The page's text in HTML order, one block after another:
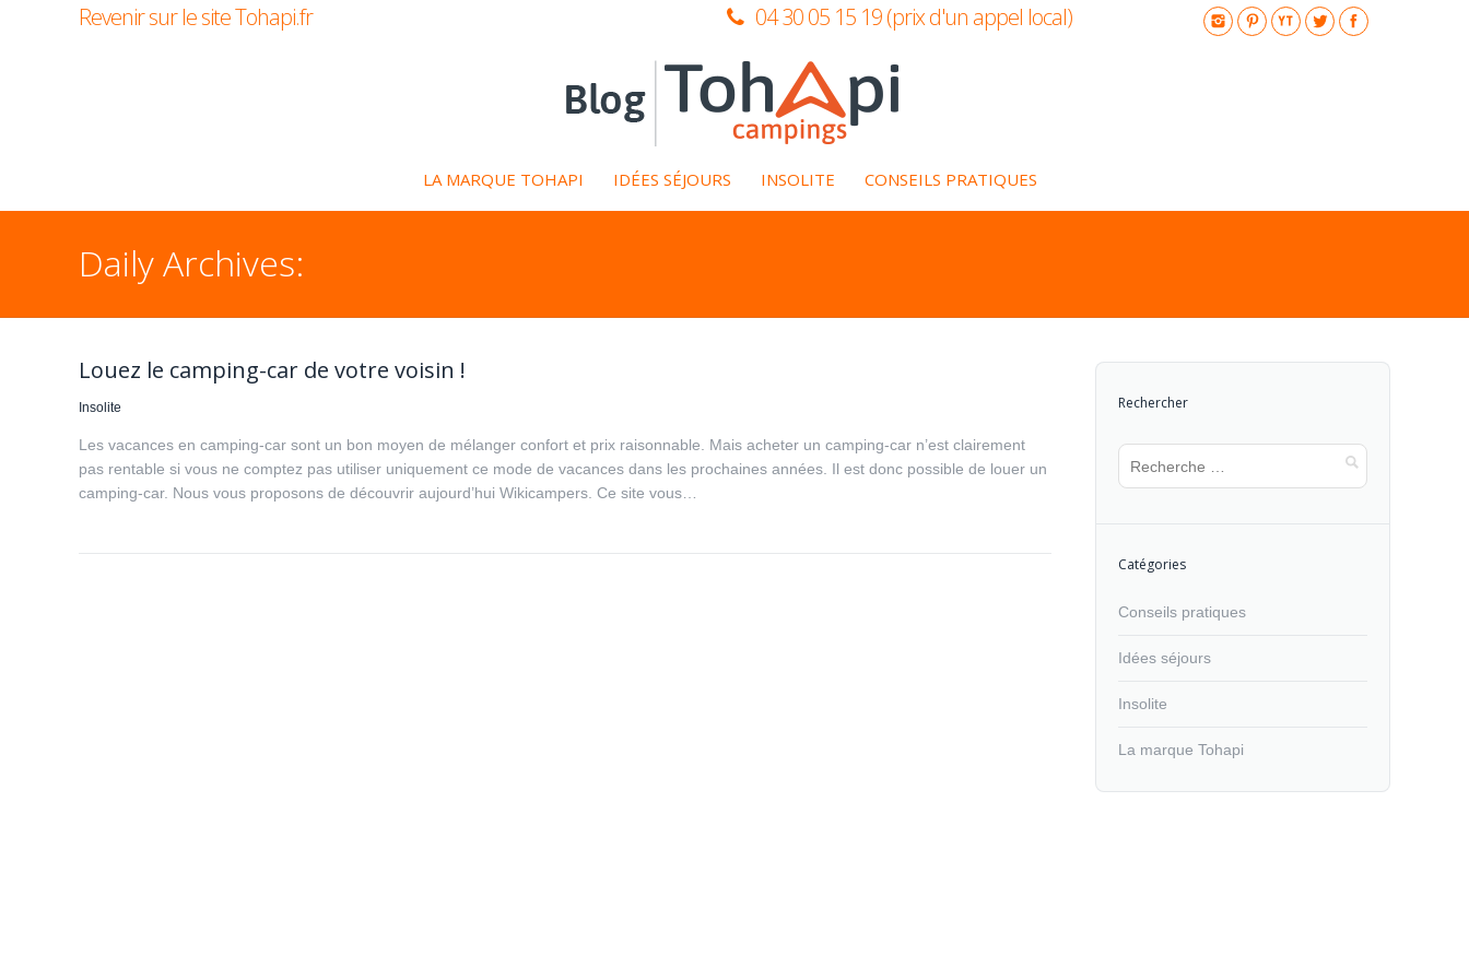
04 30 05 15 19 (prix d'un appel local)
Revenir sur le site Tohapi.fr
LA MARQUE TOHAPI IDÉES SÉJOURS INSOLITE CONSEILS PRATIQUES
Daily Archives:
Louez le camping-car de votre voisin !
Insolite
Les vacances en camping-car sont un bon moyen de mélanger confort et prix raisonnable. Mais acheter un camping-car n’est clairement
pas rentable si vous ne comptez pas utiliser uniquement ce mode de vacances dans les prochaines années. Il est donc possible de louer un
camping-car. Nous vous proposons de découvrir aujourd’hui Wikicampers. Ce site vous…
Rechercher
Catégories
Conseils pratiques
Idées séjours
Insolite
La marque Tohapi